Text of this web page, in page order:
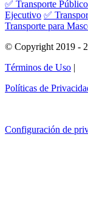
✅ Transporte Público
Ejecutivo ✅
Transporte para
© Copyright 2019 -
Términos de Uso |
Políticas de
Configuración de